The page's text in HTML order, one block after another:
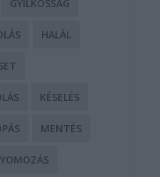
GYILKOSSÁG
HALÁL
KÉSELÉS
MENTÉS